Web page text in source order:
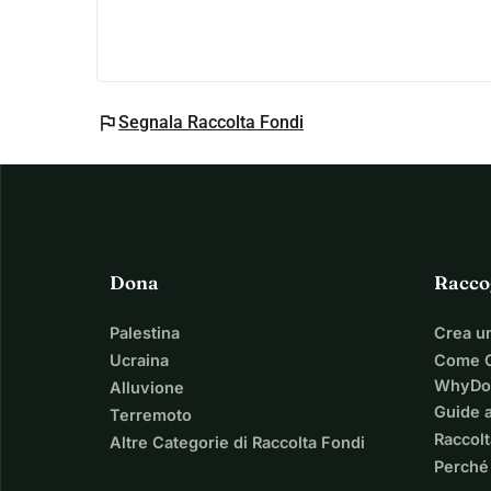
flagSegnala Raccolta Fondi
Dona
Palestina
Ucraina
Alluvione
Terremoto
Altre Categorie di Raccolta Fondi
Crea
Come
Guide